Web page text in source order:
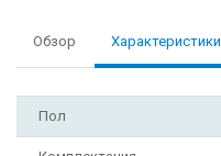
Обзор Характеристики
Пол